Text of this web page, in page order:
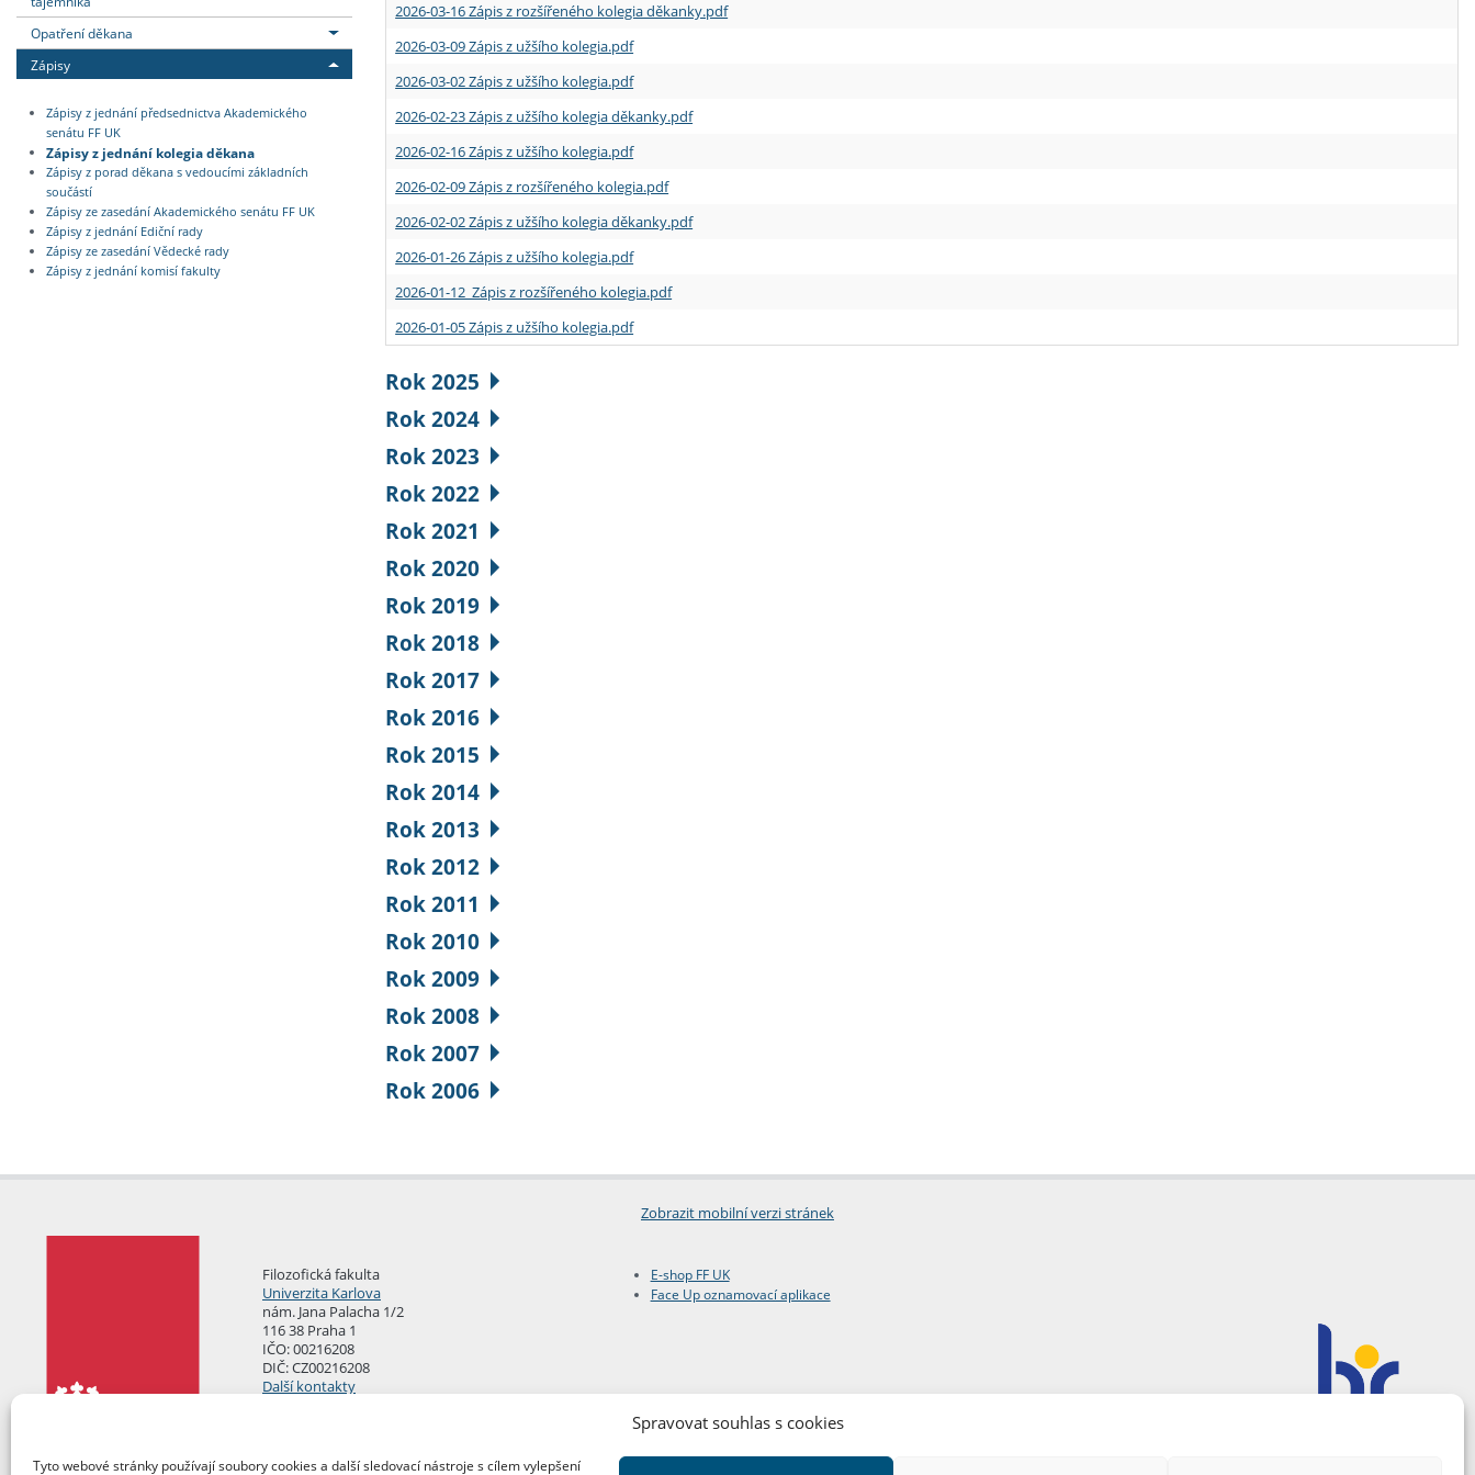
Spravovat souhlas s cookies
Tyto webové stránky používají soubory cookies a další sledovací nástroje s cílem vylepšení
Opatření děkana
Zápisy
Zápisy z jednání předsednictva Akademického
senátu FF UK
Zápisy z jednání kolegia děkana
Zápisy z porad děkana s vedoucími základních
součástí
Zápisy ze zasedání Akademického senátu FF UK
Zápisy z jednání Ediční rady
Zápisy ze zasedání Vědecké rady
Zápisy z jednání komisí fakulty
2026-03-16 Zápis z rozšířeného kolegia děkanky.pdf
2026-03-09 Zápis z užšího kolegia.pdf
2026-03-02 Zápis z užšího kolegia.pdf
2026-02-23 Zápis z užšího kolegia děkanky.pdf
2026-02-16 Zápis z užšího kolegia.pdf
2026-02-09 Zápis z rozšířeného kolegia.pdf
2026-02-02 Zápis z užšího kolegia děkanky.pdf
2026-01-26 Zápis z užšího kolegia.pdf
2026-01-12 Zápis z rozšířeného kolegia.pdf
2026-01-05 Zápis z užšího kolegia.pdf
Rok 2025
Rok 2024
Rok 2023
Rok 2022
Rok 2021
Rok 2020
Rok 2019
Rok 2018
Rok 2017
Rok 2016
Rok 2015
Rok 2014
Rok 2013
Rok 2012
Rok 2011
Rok 2010
Rok 2009
Rok 2008
Rok 2007
Rok 2006
Zobrazit mobilní verzi stránek
Filozofická fakulta
Univerzita Karlova
nám. Jana Palacha 1/2
116 38 Praha 1
IČO: 00216208
DIČ: CZ00216208
Další kontakty
E-shop FF UK
Face Up oznamovací aplikace